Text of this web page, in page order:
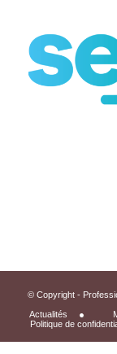
© Copyright -
Actualités
Politique de